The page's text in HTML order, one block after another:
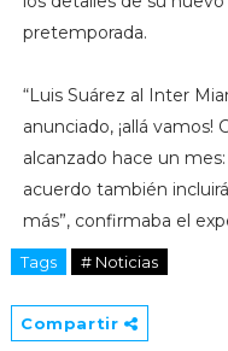
pretemporada.
“Luis Suárez al Inter
anunciado, ¡allá vamos!
alcanzado hace un
acuerdo también
más”, confirmaba el
Tags # Noticias
Compartir